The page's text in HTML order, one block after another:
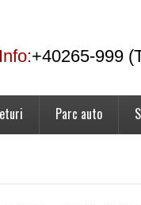
Info:+40265-999
Parc auto